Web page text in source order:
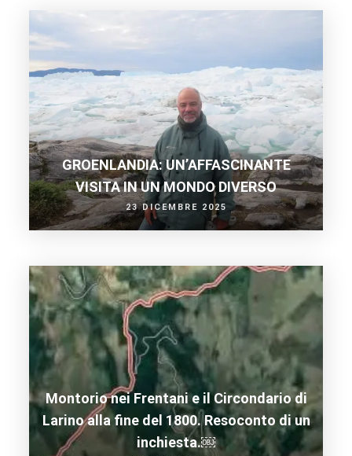
GROENLANDIA: UN’AFFASCINANTE
VISITA IN UN MONDO DIVERSO
23 DICEMBRE 2025
Montorio nei Frentani e il Circondario di
Larino alla fine del 1800. Resoconto di un
inchiesta.￼